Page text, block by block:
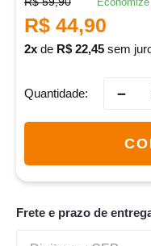
R$ 44,90
2 de R$ 22,45 sem
Quantidade －
Frete e prazo de